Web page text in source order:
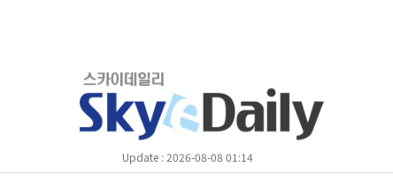
Update : 2026-08-08 01:14